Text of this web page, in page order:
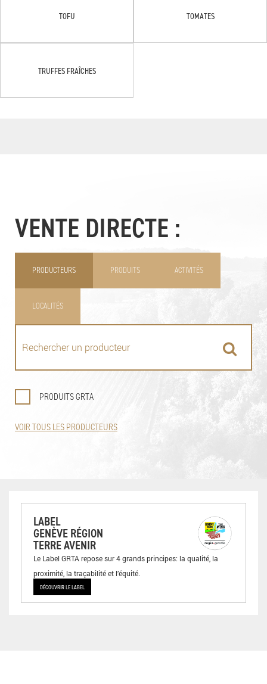
TOFU TOMATES
TRUFFES FRAÎCHES
VENTE DIRECTE :
PRODUCTEURS PRODUITS ACTIVITÉS
LOCALITÉS
PRODUITS GRTA
VOIR TOUS LES PRODUCTEURS
LABEL
GENÈVE RÉGION
TERRE AVENIR
Le Label GRTA repose sur 4 grands principes: la qualité, la
proximité, la traçabilité et l’équité.
DÉCOUVRIR LE LABEL